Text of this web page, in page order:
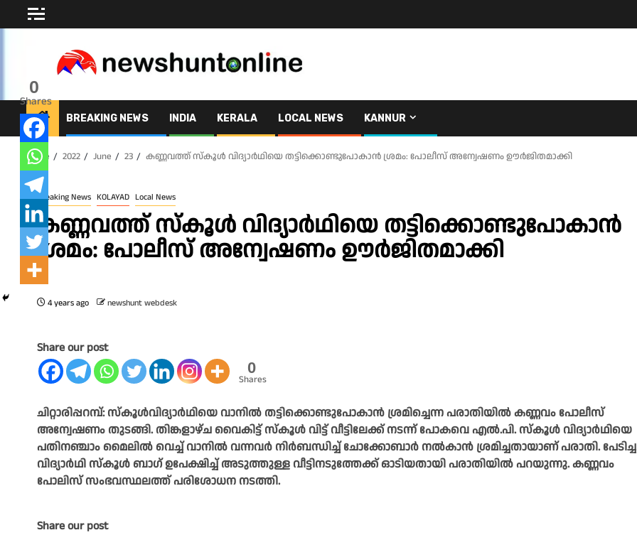
to
BREAKING NEWS INDIA KERALA LOCAL NEWS KANNUR
Home 2022 June 23 കണ്ണവത്ത് സ്കൂൾ വിദ്യാർഥിയെ തട്ടിക്കൊണ്ടുപോകാൻ ശ്രമം: പോലീസ് അന്വേഷണം ഊർജിതമാക്കി
Breaking News KOLAYAD Local News
കണ്ണവത്ത് സ്കൂൾ വിദ്യാർഥിയെ തട്ടിക്കൊണ്ടുപോകാൻ
ശ്രമം: പോലീസ് അന്വേഷണം ഊർജിതമാക്കി
4 years ago newshunt webdesk
Share our post
0
Shares
ചിറ്റാരിപ്പറമ്പ്: സ്കൂൾവിദ്യാർഥിയെ വാനിൽ തട്ടിക്കൊണ്ടുപോകാൻ ശ്രമിച്ചെന്ന പരാതിയിൽ കണ്ണവം പോലീസ്
അന്വേഷണം തുടങ്ങി. തിങ്കളാഴ്ച വൈകിട്ട് സ്കൂൾ വിട്ട് വീട്ടിലേക്ക് നടന്ന് പോകവെ എൽ.പി. സ്കൂൾ വിദ്യാർഥിയെ
പതിനഞ്ചാം മൈലിൽ വെച്ച് വാനിൽ വന്നവർ നിർബന്ധിച്ച് ചോക്കോബാർ നൽകാൻ ശ്രമിച്ചതായാണ് പരാതി. പേടിച്ച
വിദ്യാർഥി സ്കൂൾ ബാഗ് ഉപേക്ഷിച്ച് അടുത്തുള്ള വീട്ടിനടുത്തേക്ക് ഓടിയതായി പരാതിയിൽ പറയുന്നു. കണ്ണവം
പോലിസ് സംഭവസ്ഥലത്ത് പരിശോധന നടത്തി.
Share our post
0
Shares